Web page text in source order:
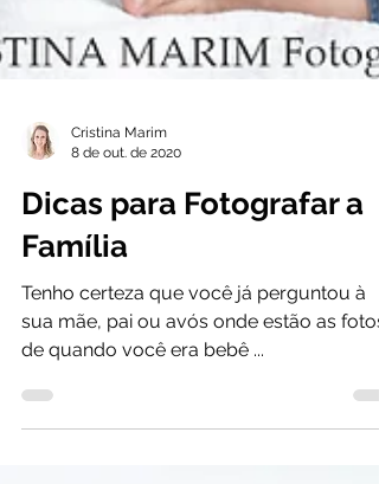
8 de out. de 2020
Dicas para Fotografar a
Família
Tenho certeza que você já perguntou à
sua mãe, pai ou avós onde estão as fotos
de quando você era bebê ...